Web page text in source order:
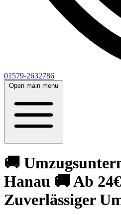
01579-2632786
Open main menu
🚚
Hanau 🚚 Ab
Zuverlässiger